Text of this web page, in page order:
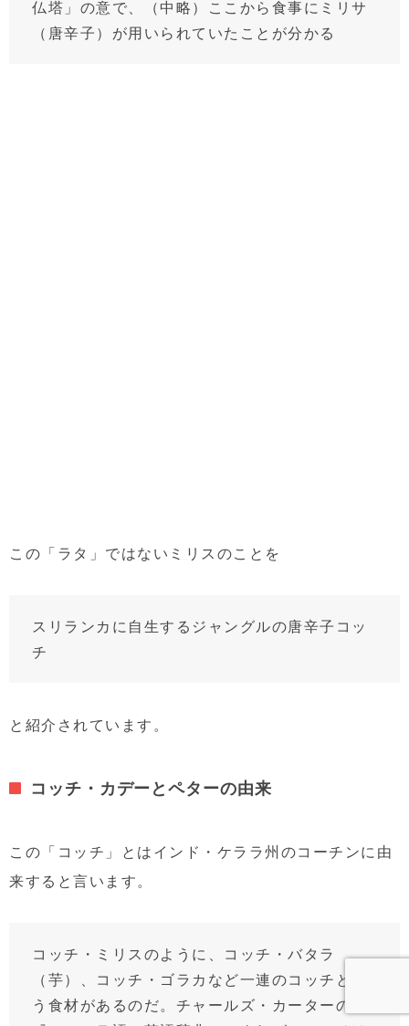
仏塔」の意で、（中略）ここから食事にミリサ
（唐辛子）が用いられていたことが分かる
この「ラタ」ではないミリスのことを
スリランカに自生するジャングルの唐辛子コッ
チ
と紹介されています。
コッチ・カデーとペターの由来
この「コッチ」とはインド・ケララ州のコーチンに由
来すると言います。
コッチ・ミリスのように、コッチ・バタラ
（芋）、コッチ・ゴラカなど一連のコッチとい
う食材があるのだ。チャールズ・カーターの